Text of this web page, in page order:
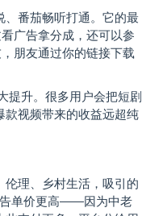
番茄畅听打通。它的最
广告拿分成，还可以参
朋友通过你的链接下载
提升。很多用户会把短剧
款视频带来的收益远超纯
理、乡村生活，吸引的
告单价更高——因为中老